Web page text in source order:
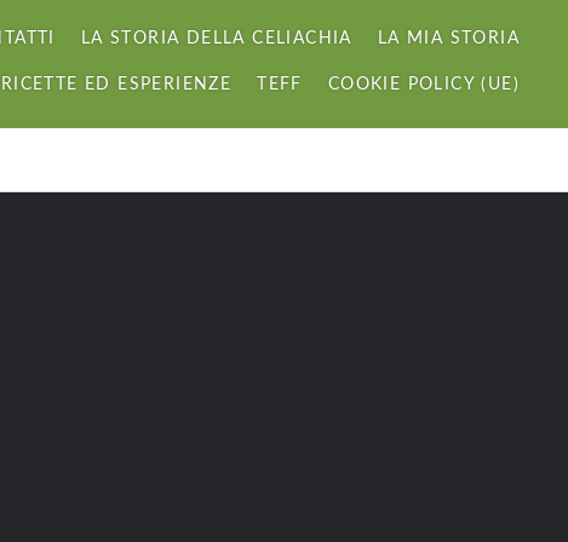
LA STORIA DELLA CELIACHIA LA MIA STORIA
ED ESPERIENZE TEFF COOKIE POLICY (UE)